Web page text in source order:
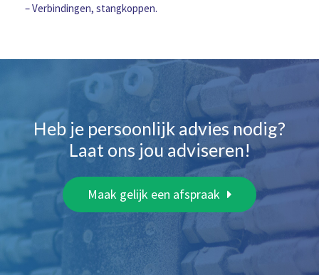
– Verbindingen, stangkoppen.
Heb je persoonlijk advies nodig?
Laat ons jou adviseren!
Maak gelijk een afspraak